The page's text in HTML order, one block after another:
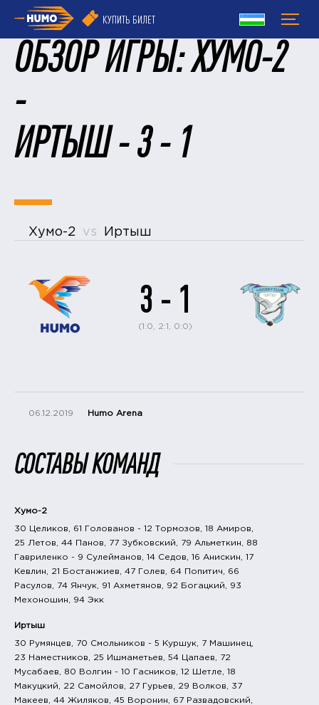
КУПИТЬ БИЛЕТ
ОБЗОР ИГРЫ: ХУМО-2
-
ИРТЫШ - 3 - 1
Хумо-2 vs Иртыш
3 - 1
(1:0, 2:1, 0:0)
06.12.2019 Humo Arena
СОСТАВЫ КОМАНД
Хумо-2
30 Целиков, 61 Голованов - 12 Тормозов, 18 Амиров,
25 Летов, 44 Панов, 77 Зубковский, 79 Альметкин, 88
Гавриленко - 9 Сулейманов, 14 Седов, 16 Анискин, 17
Кевлин, 21 Бостанжиев, 47 Голев, 64 Попитич, 66
Расулов, 74 Янчук, 91 Ахметянов, 92 Богацкий, 93
Мехоношин, 94 Экк
Иртыш
30 Румянцев, 70 Смольников - 5 Куршук, 7 Машинец,
23 Наместников, 25 Ишмаметьев, 54 Цапаев, 72
Мусабаев, 80 Волгин - 10 Гасников, 12 Шетле, 18
Макуцкий, 22 Самойлов, 27 Гурьев, 29 Волков, 37
Макеев, 44 Жиляков, 45 Воронин, 67 Развадовский,